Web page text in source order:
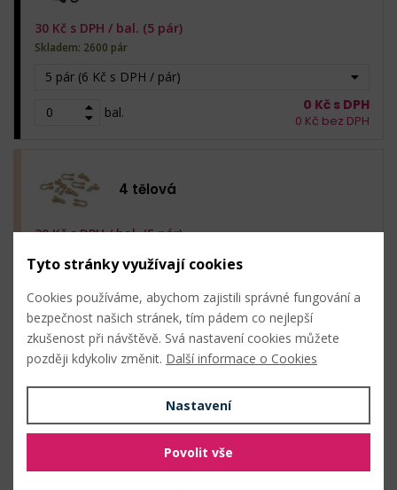
5 pár (6 Kč s DPH / pár)
bal.
30 Kč s DPH / bal. (5 pár)
Skladem: 2600 pár
0 Kč s DPH
0 Kč bez DPH
4 tělová
bal.
30Kč s DPH /bal. (5 pár)
0Kč s DPH
0Kč bez DPH
30Kč s DPH /bal. (5 pár)
Tyto stránky využívají cookies
Cookies používáme, abychom zajistili správné fungování a
bezpečnost našich stránek, tím pádem co nejlepší
zkušenost při návštěvě. Svá nastavení cookies můžete
později kdykoliv změnit. Další informace o Cookies
Nastavení
Povolit vše